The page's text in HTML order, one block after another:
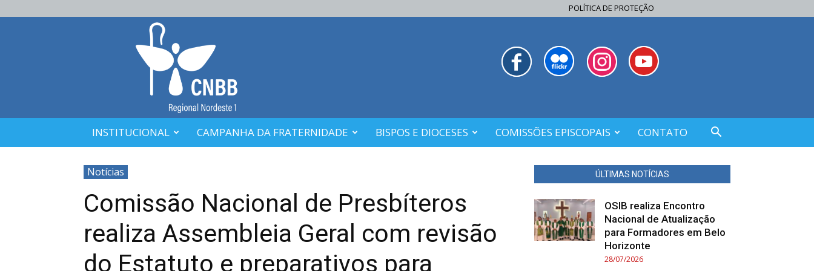
POLÍTICA DE PROTEÇÃO
Nordeste
INSTITUCIONAL CAMPANHA DA FRATERNIDADE BISPOS E DIOCESES COMISSÕES EPISCOPAIS CONTATO
Notícias
Comissão Nacional de Presbíteros
realiza Assembleia Geral com revisão
do Estatuto e preparativos para
ÚLTIMAS NOTÍCIAS
OSIB realiza Encontro
Nacional de Atualização
para Formadores em Belo
Horizonte
28/07/2026